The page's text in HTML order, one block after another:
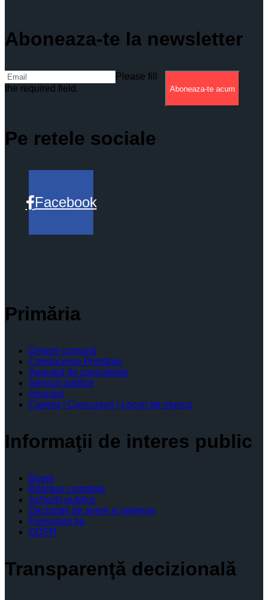
Aboneaza-te la newsletter
Please fill
the required field.
Aboneaza-te acum
Pe retele sociale
Facebook
Primăria
Despre comună
Conducerea Primăriei
Aparatul de specialitate
Servicii publice
Anunturi
Cariera | Concursuri | Locuri de munca
Informaţii de interes public
Buget
Bilanţuri contabile
Achiziţii publice
Declaratii de avere si interese
Formulare tip
GDPR
Transparenţă decizională